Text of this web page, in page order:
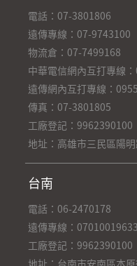
電話：07-3801806
遠傳專線：07-9743100
物流倉：07-7499168
中華電信網內互打專線
遠傳網內互打專線：
傳真：07-3801805
工廠登記：9962390100
地址：高雄市三民區陽
台南
電話：06-2470178
遠傳專線：07010019633
工廠登記：9962390100
地址：台南市安南區本